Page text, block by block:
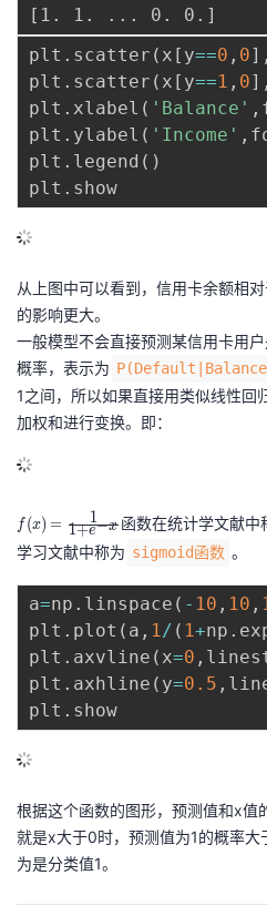
plt . scatter ( x [ y==0 , 0] ,
plt . scatter ( x [ y==1 , 0] ,
plt . xlabel ( 'Balance' ,
plt . ylabel ( 'Income' ,
plt . legend ( )
plt .
从上图中可以看到，信用卡余额相
的影响更大。
一般模型不会直接预测某信用卡用
概率，表示为
1之间，所以如果直接用类似线性回
加权和进行变换。即：
f(
x
{
1
{
1
+
f (x) = 1+e−x
1 函数在统计学文献中
学习文献中称为 sigmoid函数 。
a=np . linspace ( - 10 , 10 ,
plt . plot ( a , 1/ ( 1+np .
plt . axvline ( x=0 ,
plt . axhline ( y=0.5 ,
plt .
根据这个函数的图形，预测值和x值
就是x大于0时，预测值为1的概率
为是分类值1。